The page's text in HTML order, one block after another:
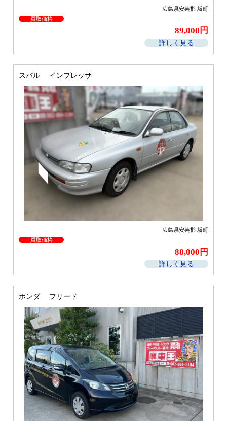
広島県安芸郡 坂町
買取価格
89,000円
詳しく見る
スバル インプレッサ
広島県安芸郡 坂町
買取価格
88,000円
詳しく見る
ホンダ フリード